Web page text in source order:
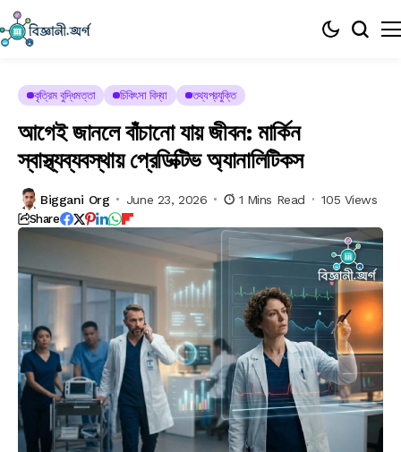
কৃত্রিম বুদ্ধিমত্তা চিকিৎসা বিদ্যা তথ্যপ্রযুক্তি
আগেই জানলে বাঁচানো যায় জীবন: মার্কিন
স্বাস্থ্যব্যবস্থায় প্রেডিক্টিভ অ্যানালিটিকস
Biggani Org June 23, 2026 1 Mins Read 105 Views
Share